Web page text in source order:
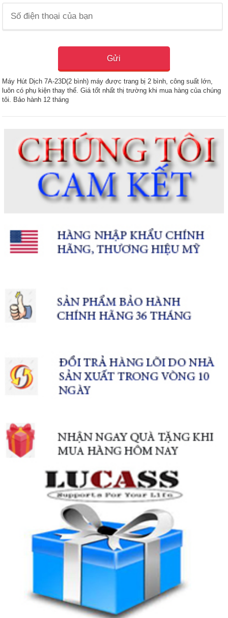
Máy Hút Dịch 7A-23D(2 bình) máy được trang bị 2 bình, công suất lớn,
luôn có phụ kiện thay thế. Giá tốt nhất thị trường khi mua hàng của chúng
tôi. Bảo hành 12 tháng